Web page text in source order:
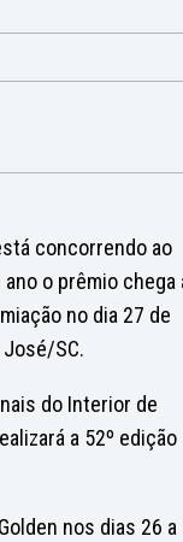
concorrendo ao
o prêmio chega
no dia 27 de
José/SC.
do Interior de
a 52º edição
nos dias 26 a